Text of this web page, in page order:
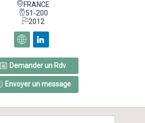
FRANCE
51-200
2012
Demander un Rdv
Envoyer un message